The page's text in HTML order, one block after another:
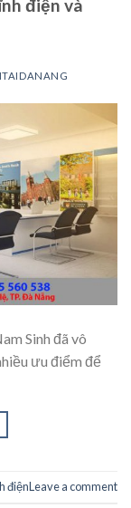
điện và
Sinh đã vô
ưu điểm để
điệnLeave a comment